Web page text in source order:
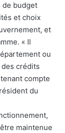
de budget
et choix
et
« Il
ou
crédits
compte
du
maintenue